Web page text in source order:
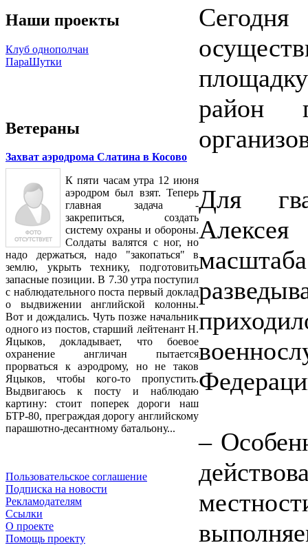
Наши проекты
Клуб однополчан
ПараШутки
Ветераны
Захват аэродрома Слатина в Косово
К пяти часам утра 12 июня
аэродром был взят. Теперь
главная задача -
закрепиться, создать
систему охраны и обороны.
Солдаты валятся с ног, но
надо держаться, надо "закопаться" в
землю, укрыть технику, подготовить
запасные позиции. В 7.30 утра поступил
с наблюдательного поста первый доклад
о выдвижении английской колонны.
Вот и дождались. Чуть позже начальник
одного из постов, старший лейтенант Н.
Яцыков, докладывает, что боевое
охранение англичан пытается
прорваться к аэродрому, но не таков
Яцыков, чтобы кого-то пропустить.
Выдвигаюсь к посту и наблюдаю
картину: стоит поперек дороги наш
БТР-80, преграждая дорогу английскому
парашютно-десантному батальону...
Пользовательское соглашение
Подписка на новости
Рекламодателям
Ссылки
О проекте
Помощь проекту
район
Для
Алексея
–